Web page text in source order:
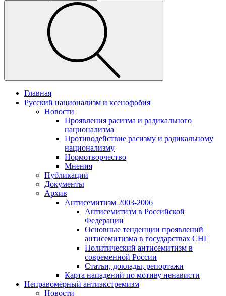
Главная
Русский национализм и ксенофобия
Новости
Проявления расизма и радикального
национализма
Противодействие расизму и радикальному
национализму
Нормотворчество
Мнения
Публикации
Документы
Архив
Антисемитизм 2003-2006
Антисемитизм в Российской
Федерации
Основные тенденции проявлений
антисемитизма в государствах СНГ
Политический антисемитизм в
современной России
Статьи, доклады, репортажи
Карта нападений по мотиву ненависти
Неправомерный антиэкстремизм
Новости